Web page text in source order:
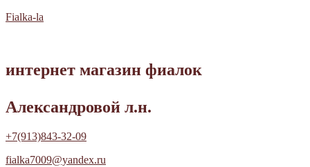
Fialka-la
интернет магазин фиалок
Александровой л.н.
+7(913)843-32-09
fialka7009@yandex.ru